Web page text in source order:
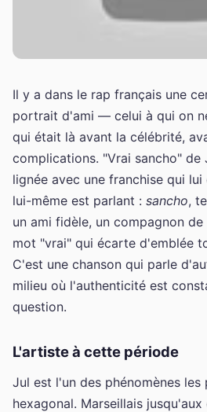
Il y a dans le rap français une
portrait d'ami — celui à qui on
qui était là avant la célébrité,
complications. "Vrai sancho"
lignée avec une franchise qui
lui-même est parlant : sancho,
un ami fidèle, un compagnon
mot "vrai" qui écarte d'emblée
C'est une chanson qui parle
milieu où l'authenticité est
question.
L'artiste à cette période
Jul est l'un des phénomènes les
hexagonal. Marseillais